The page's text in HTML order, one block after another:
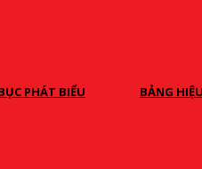
PHÁT BIỂU
BẢNG